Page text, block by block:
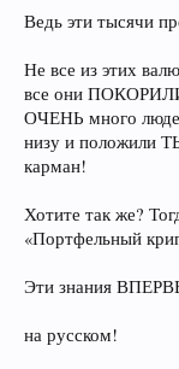
Ведь эти тысячи
Не все из этих
все они ПОКОРИЛИ
ОЧЕНЬ много
низу и положили
карман!
Хотите так же?
«Портфельный
Эти знания
на русском!